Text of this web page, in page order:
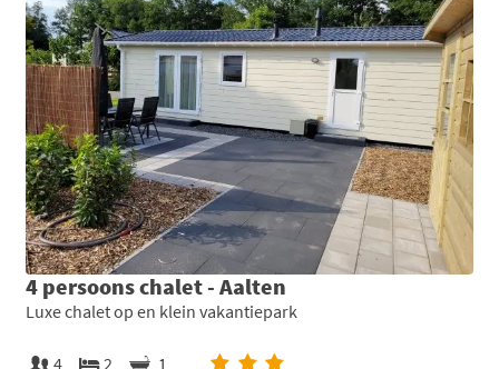
4 persoons chalet - Aalten
Luxe chalet op en klein vakantiepark
4 2 1